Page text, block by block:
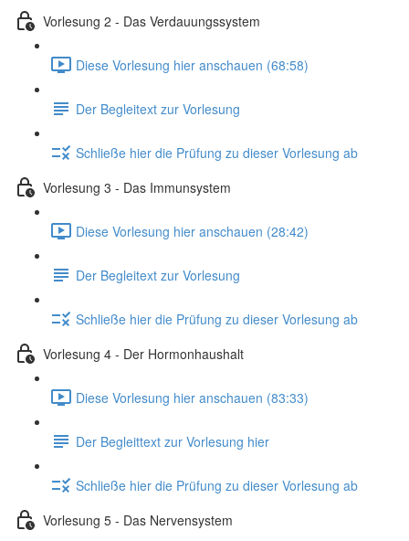
Vorlesung 2 - Das Verdauungssystem
Diese Vorlesung hier anschauen (68:58)
Der Begleitext zur Vorlesung
Schließe hier die Prüfung zu dieser Vorlesung ab
Vorlesung 3 - Das Immunsystem
Diese Vorlesung hier anschauen (28:42)
Der Begleitext zur Vorlesung
Schließe hier die Prüfung zu dieser Vorlesung ab
Vorlesung 4 - Der Hormonhaushalt
Diese Vorlesung hier anschauen (83:33)
Der Begleittext zur Vorlesung hier
Schließe hier die Prüfung zu dieser Vorlesung ab
Vorlesung 5 - Das Nervensystem